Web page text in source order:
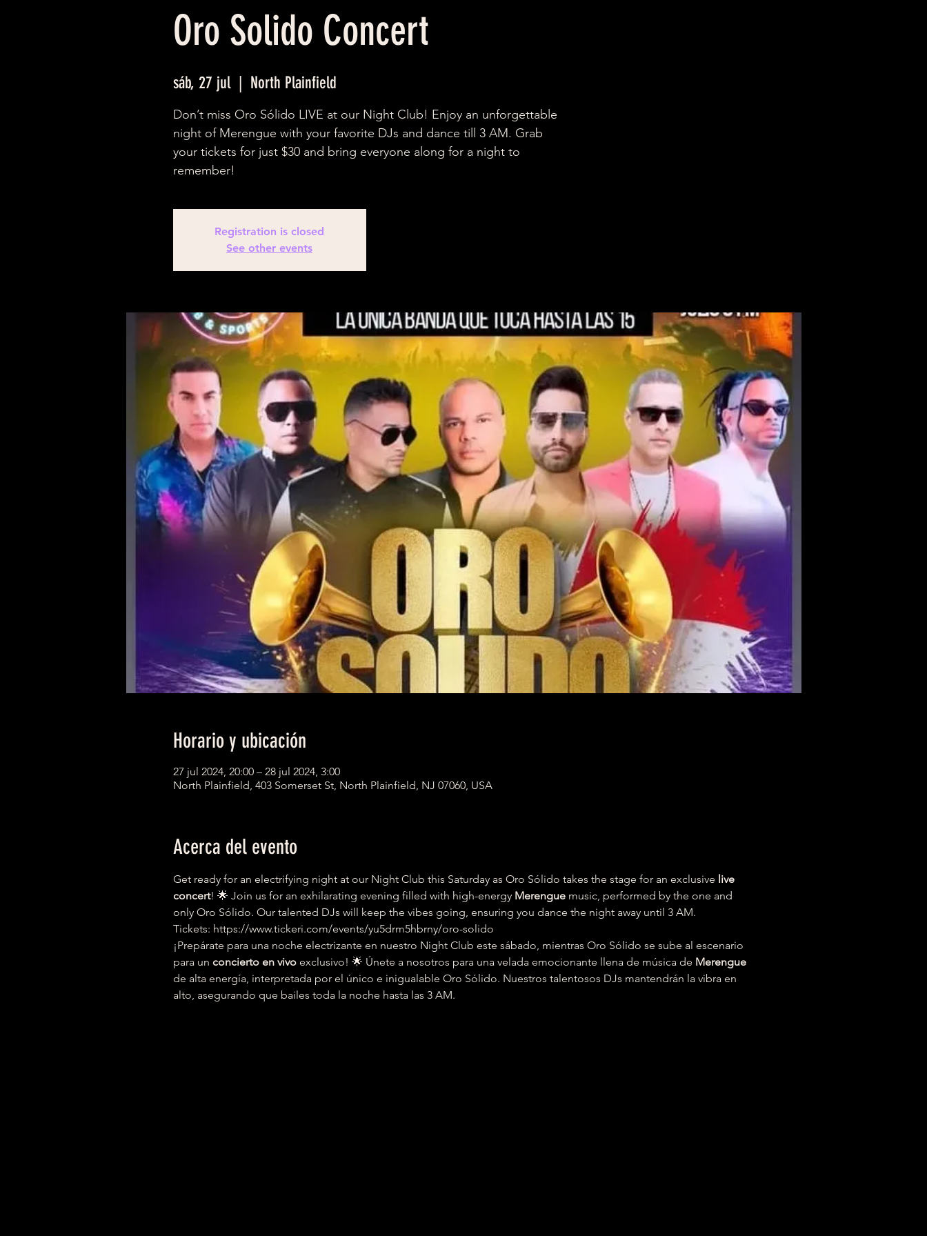
Oro Solido Concert
sáb, 27 jul
  |
North Plainfield
Don’t miss Oro Sólido LIVE at our Night Club! Enjoy an unforgettable
night of Merengue with your favorite DJs and dance till 3 AM. Grab
your tickets for just $30 and bring everyone along for a night to
remember!
Registration is closed
See other events
Horario y ubicación
27 jul 2024, 20:00 – 28 jul 2024, 3:00
North Plainfield, 403 Somerset St, North Plainfield, NJ 07060, USA
Acerca del evento
Get ready for an electrifying night at our Night Club this Saturday as Oro Sólido takes the stage for an exclusive live
concert! 🌟 Join us for an exhilarating evening filled with high-energy Merengue music, performed by the one and
only Oro Sólido. Our talented DJs will keep the vibes going, ensuring you dance the night away until 3 AM.
Tickets: https://www.tickeri.com/events/yu5drm5hbrny/oro-solido
¡Prepárate para una noche electrizante en nuestro Night Club este sábado, mientras Oro Sólido se sube al escenario
para un concierto en vivo exclusivo! 🌟 Únete a nosotros para una velada emocionante llena de música de Merengue
de alta energía, interpretada por el único e inigualable Oro Sólido. Nuestros talentosos DJs mantendrán la vibra en
alto, asegurando que bailes toda la noche hasta las 3 AM.